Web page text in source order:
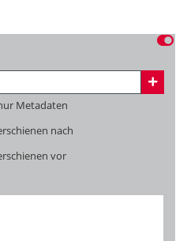
Metadaten
nach
vor